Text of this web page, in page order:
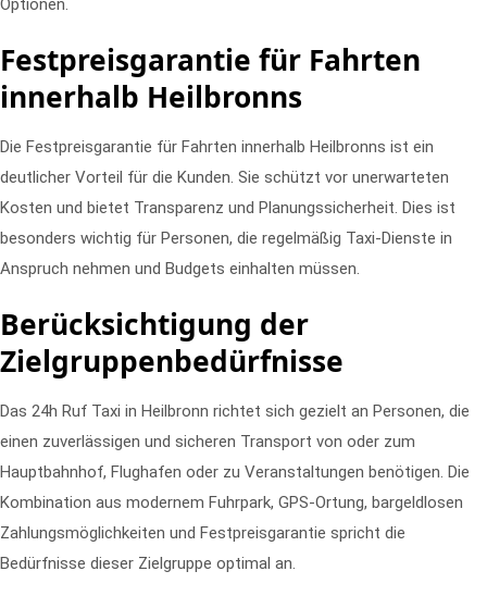
Optionen.
Festpreisgarantie für Fahrten
innerhalb Heilbronns
Die Festpreisgarantie für Fahrten innerhalb Heilbronns ist ein
deutlicher Vorteil für die Kunden. Sie schützt vor unerwarteten
Kosten und bietet Transparenz und Planungssicherheit. Dies ist
besonders wichtig für Personen, die regelmäßig Taxi-Dienste in
Anspruch nehmen und Budgets einhalten müssen.
Berücksichtigung der
Zielgruppenbedürfnisse
Das 24h Ruf Taxi in Heilbronn richtet sich gezielt an Personen, die
einen zuverlässigen und sicheren Transport von oder zum
Hauptbahnhof, Flughafen oder zu Veranstaltungen benötigen. Die
Kombination aus modernem Fuhrpark, GPS-Ortung, bargeldlosen
Zahlungsmöglichkeiten und Festpreisgarantie spricht die
Bedürfnisse dieser Zielgruppe optimal an.